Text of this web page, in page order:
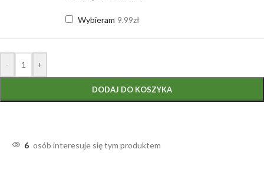
Wybieram 9.99zł
- +
DODAJ DO KOSZYKA
6 osób interesuje się tym produktem